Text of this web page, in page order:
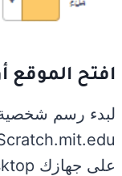
افتح الموقع
لبدء رسم